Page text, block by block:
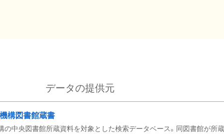
データの提供元
構図書館蔵書
の中央図書館所蔵資料を対象とした検索データベース。同図書館が所